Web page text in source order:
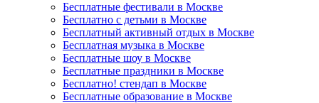
Бесплатные фестивали в Москве
Бесплатно с детьми в Москве
Бесплатный активный отдых в Москве
Бесплатная музыка в Москве
Бесплатные шоу в Москве
Бесплатные праздники в Москве
Бесплатно! стендап в Москве
Бесплатные образование в Москве